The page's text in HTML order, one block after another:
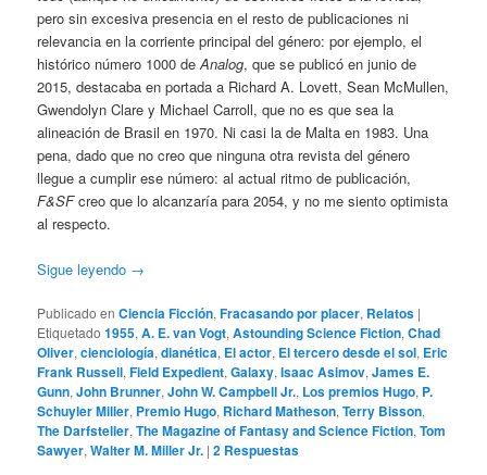
pero sin excesiva presencia en el resto de publicaciones ni
relevancia en la corriente principal del género: por ejemplo, el
histórico número 1000 deAnalog, que se publicó en junio de
2015, destacaba en portada a Richard A. Lovett, Sean McMullen,
Gwendolyn Clare y Michael Carroll, que no es que sea la
alineación de Brasil en 1970. Ni casi la de Malta en 1983. Una
pena, dado que no creo que ninguna otra revista del género
llegue a cumplir ese número: al actual ritmo de publicación,
F&SFcreo que lo alcanzaría para 2054, y no me siento optimista
al respecto.
Sigue leyendo →
Publicado en Ciencia Ficción,Fracasando por placer, Relatos |
Etiquetado 1955,A. E. van Vogt,Astounding Science Fiction,Chad
Oliver,cienciología,dianética, El actor, El tercero desde el sol, Eric
Frank Russell,Field Expedient,Galaxy,Isaac Asimov,James E.
Gunn,John Brunner,John W. Campbell Jr., Los premios Hugo, P.
Schuyler Miller, Premio Hugo, Richard Matheson,Terry Bisson,
The Darfsteller,The Magazine of Fantasy and Science Fiction,Tom
Sawyer,Walter M. Miller Jr. |2 Respuestas